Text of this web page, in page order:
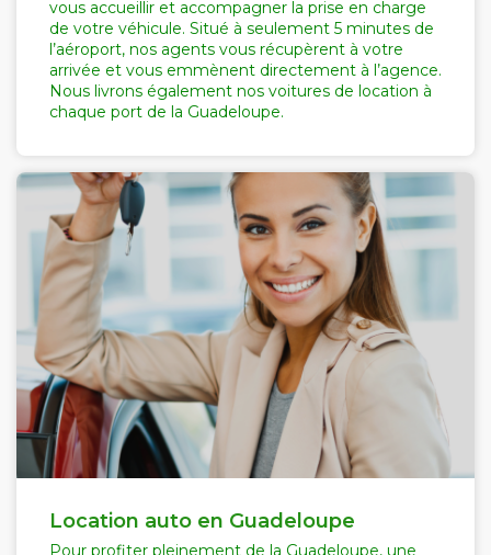
vous accueillir et accompagner la prise en charge
de votre véhicule. Situé à seulement 5 minutes de
l’aéroport, nos agents vous récupèrent à votre
arrivée et vous emmènent directement à l’agence.
Nous livrons également nos voitures de location à
chaque port de la Guadeloupe.
Location auto en Guadeloupe
Pour profiter pleinement de la Guadeloupe, une